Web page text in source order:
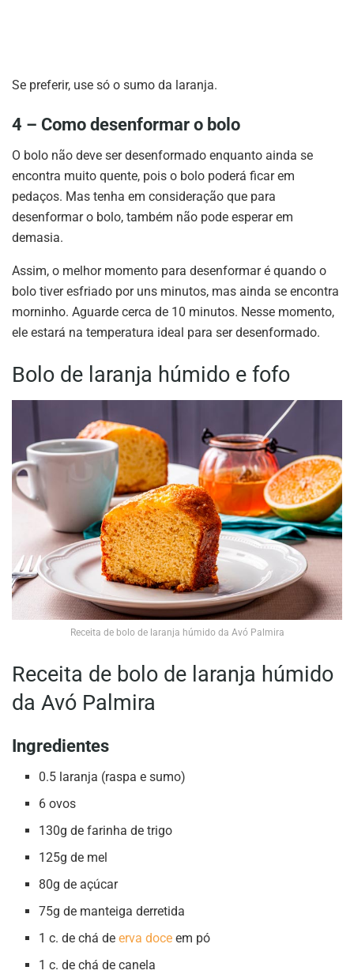
Se preferir, use só o sumo da laranja.
4 – Como desenformar o bolo
O bolo não deve ser desenformado enquanto ainda se
encontra muito quente, pois o bolo poderá ficar em
pedaços. Mas tenha em consideração que para
desenformar o bolo, também não pode esperar em
demasia.
Assim, o melhor momento para desenformar é quando o
bolo tiver esfriado por uns minutos, mas ainda se encontra
morninho. Aguarde cerca de 10 minutos. Nesse momento,
ele estará na temperatura ideal para ser desenformado.
Bolo de laranja húmido e fofo
Receita de bolo de laranja húmido da Avó Palmira
Receita de bolo de laranja húmido
da Avó Palmira
Ingredientes
0.5 laranja (raspa e sumo)
6 ovos
130g de farinha de trigo
125g de mel
80g de açúcar
75g de manteiga derretida
1 c. de chá deerva doce em pó
1 c. de chá de canela